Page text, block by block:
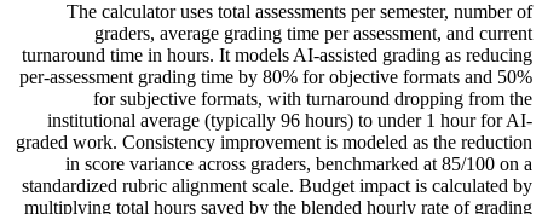
The calculator uses total assessments per semester, number of
graders, average grading time per assessment, and current
turnaround time in hours. It models AI-assisted grading as reducing
per-assessment grading time by 80% for objective formats and 50%
for subjective formats, with turnaround dropping from the
institutional average (typically 96 hours) to under 1 hour for AI-
graded work. Consistency improvement is modeled as the reduction
in score variance across graders, benchmarked at 85/100 on a
standardized rubric alignment scale. Budget impact is calculated by
multiplying total hours saved by the blended hourly rate of grading